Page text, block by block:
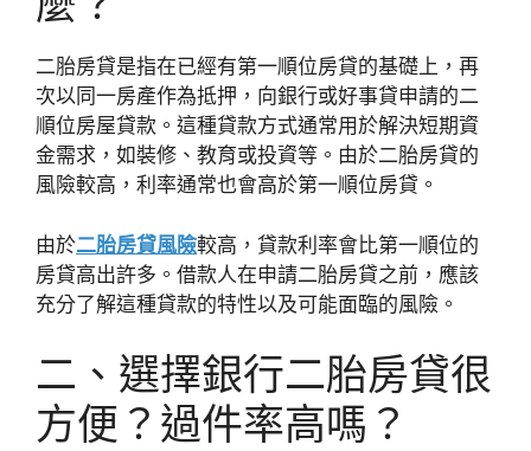
二胎房貸是指在已經有第一順位房貸的基礎上，再
次以同一房產作為抵押，向銀行或好事貸申請的二
順位房屋貸款。這種貸款方式通常用於解決短期資
金需求，如裝修、教育或投資等。由於二胎房貸的
風險較高，利率通常也會高於第一順位房貸。
由於二胎房貸風險較高，貸款利率會比第一順位的
房貸高出許多。借款人在申請二胎房貸之前，應該
充分了解這種貸款的特性以及可能面臨的風險。
二、選擇銀行二胎房貸很
方便？過件率高嗎？